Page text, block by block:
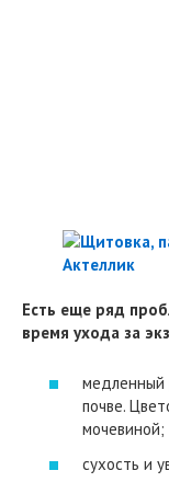
Есть еще ряд
время ухода за
медленный
почве.
мочевиной;
сухость и